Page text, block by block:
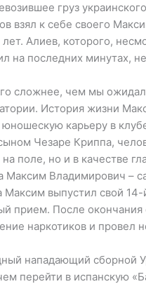
груз
взял к себе своего
Алиев, которого,
на последних минутах,
сложнее, чем мы
История жизни
карьеру в
Чезаре Криппа,
поле, но и в качестве
Максим Владимирович –
Максим выпустил свой
прием. После
наркотиков и провел
нападающий сборной
перейти в испанскую